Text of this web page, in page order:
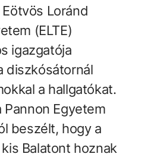
Loránd
(ELTE)
igazgatója
diszkósátornál
a hallgatókat.
Pannon Egyetem
beszélt, hogy a
Balatont hoznak